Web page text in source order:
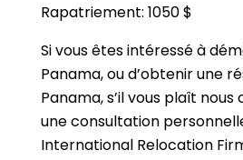
Rapatriement: 1050 $
Si vous êtes intéressé à
Panama, ou d’obtenir une
Panama, s’il vous plaît
une consultation
International Relocation